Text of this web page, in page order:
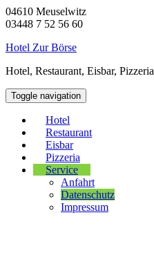
04610 Meuselwitz
03448 7 52 56 60
Hotel Zur Börse
Hotel, Restaurant, Eisbar, Pizzeria
Toggle navigation
Hotel
Restaurant
Eisbar
Pizzeria
Service
Anfahrt
Datenschutz
Impressum